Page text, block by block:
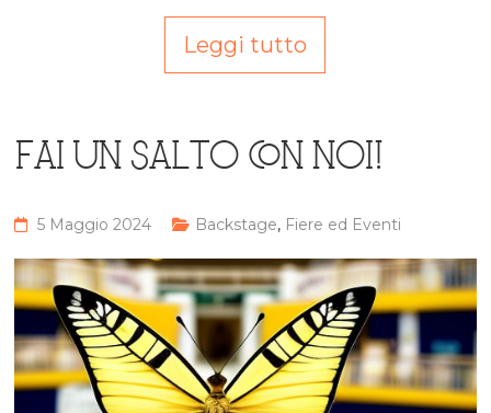
Leggi tutto
FAI UN SALTO CON NOI!
5 Maggio 2024 Backstage, Fiere ed Eventi